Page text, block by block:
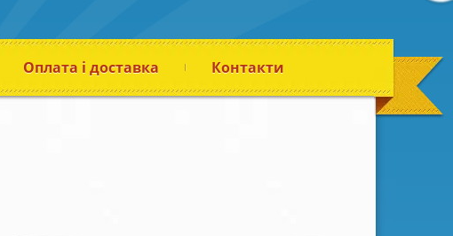
Оплата і доставка Контакти